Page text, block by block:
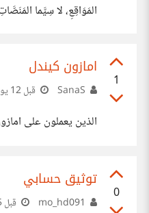
1
امازون كيندل
قبل 12 يومًا
الذين يعملون على
0
توثيق حسابي
قبل 15 يومًا